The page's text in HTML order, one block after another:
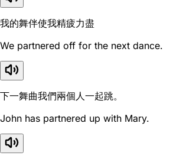
我的舞伴使我精疲力盡
We partnered off for the next dance.
下一舞曲我們兩個人一起跳。
John has partnered up with Mary.